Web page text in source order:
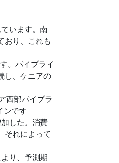
います。南
おり、これも
。パイプライ
し、ケニアの
西部パイプラ
ンです
した。消費
それによって
り、予測期